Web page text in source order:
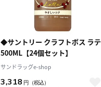
◆サントリー クラフトボス ラテ
500ML【24個セット】
サンドラッグe-shop
3,318 円 （税込）